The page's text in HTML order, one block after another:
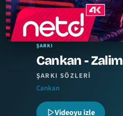
ŞARKI
Cankan - Zalim
ŞARKI SÖZLERI
Cankan
Videoyu izle